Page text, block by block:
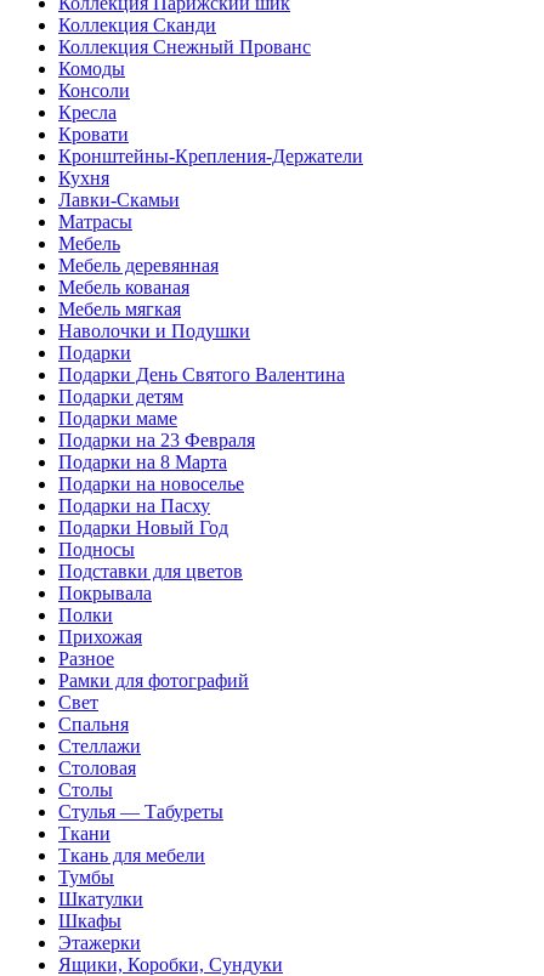
Коллекция Сканди
Коллекция Снежный Прованс
Комоды
Консоли
Кресла
Кровати
Кронштейны-Крепления-Держатели
Кухня
Лавки-Скамьи
Матрасы
Мебель
Мебель деревянная
Мебель кованая
Мебель мягкая
Наволочки и Подушки
Подарки
Подарки День Святого Валентина
Подарки детям
Подарки маме
Подарки на 23 Февраля
Подарки на 8 Марта
Подарки на новоселье
Подарки на Пасху
Подарки Новый Год
Подносы
Подставки для цветов
Покрывала
Полки
Прихожая
Разное
Рамки для фотографий
Свет
Спальня
Стеллажи
Столовая
Столы
Стулья — Табуреты
Ткани
Ткань для мебели
Тумбы
Шкатулки
Шкафы
Этажерки
Ящики, Коробки, Сундуки